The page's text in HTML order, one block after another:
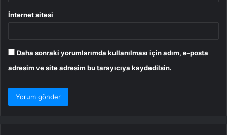
İnternet sitesi
Daha sonraki yorumlarımda kullanılması için adım, e-posta
adresim ve site adresim bu tarayıcıya kaydedilsin.